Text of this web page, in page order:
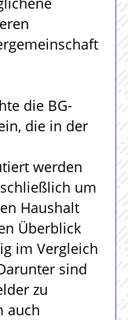
die BG-
die in der
werden
um
Haushalt
Überblick
im Vergleich
sind
zu
auch